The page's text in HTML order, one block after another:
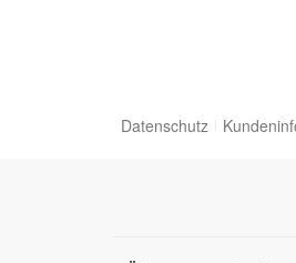
Datenschutz